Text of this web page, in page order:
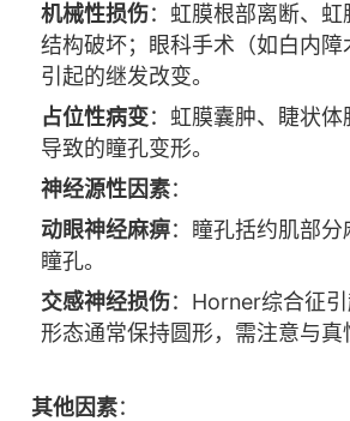
机械性损伤：虹膜根部离断、虹
结构破坏；眼科手术（如白内障
引起的继发改变。
占位性病变：虹膜囊肿、睫状体
导致的瞳孔变形。
神经源性因素：
动眼神经麻痹：瞳孔括约肌部分
瞳孔。
交感神经损伤：Horner综合征
形态通常保持圆形，需注意与真
其他因素：